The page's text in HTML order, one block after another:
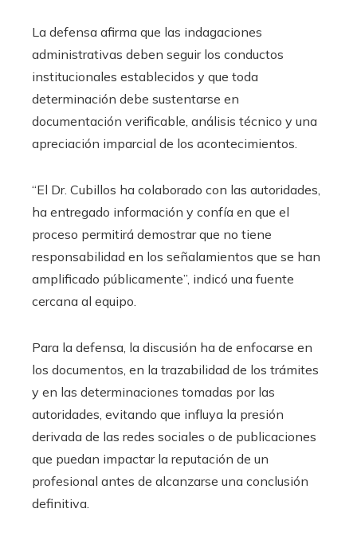
La defensa afirma que las indagaciones
administrativas deben seguir los conductos
institucionales establecidos y que toda
determinación debe sustentarse en
documentación verificable, análisis técnico y una
apreciación imparcial de los acontecimientos.
“El Dr. Cubillos ha colaborado con las autoridades,
ha entregado información y confía en que el
proceso permitirá demostrar que no tiene
responsabilidad en los señalamientos que se han
amplificado públicamente”, indicó una fuente
cercana al equipo.
Para la defensa, la discusión ha de enfocarse en
los documentos, en la trazabilidad de los trámites
y en las determinaciones tomadas por las
autoridades, evitando que influya la presión
derivada de las redes sociales o de publicaciones
que puedan impactar la reputación de un
profesional antes de alcanzarse una conclusión
definitiva.